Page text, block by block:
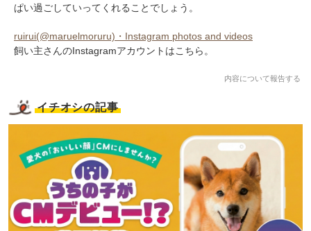
ぱい過ごしていってくれることでしょう。
ruirui(@maruelmoruru)・Instagram photos and videos
飼い主さんのInstagramアカウントはこちら。
内容について報告する
イチオシの記事